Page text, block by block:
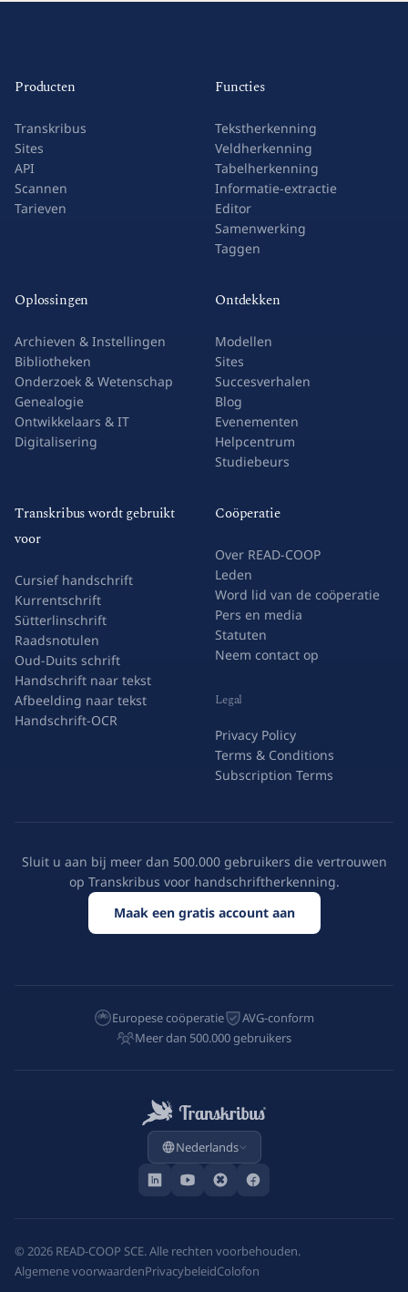
Producten
Transkribus
Sites
API
Scannen
Tarieven
Functies
Tekstherkenning
Veldherkenning
Tabelherkenning
Informatie-extractie
Editor
Samenwerking
Taggen
Oplossingen
Archieven & Instellingen
Bibliotheken
Onderzoek & Wetenschap
Genealogie
Ontwikkelaars & IT
Digitalisering
Ontdekken
Modellen
Sites
Succesverhalen
Blog
Evenementen
Helpcentrum
Studiebeurs
Transkribus wordt gebruikt
voor
Cursief handschrift
Kurrentschrift
Sütterlinschrift
Raadsnotulen
Oud-Duits schrift
Handschrift naar tekst
Afbeelding naar tekst
Handschrift-OCR
Coöperatie
Over READ-COOP
Leden
Word lid van de coöperatie
Pers en media
Statuten
Neem contact op
Legal
Privacy Policy
Terms & Conditions
Subscription Terms
Sluit u aan bij meer dan 500.000 gebruikers die vertrouwen
op Transkribus voor handschriftherkenning.
Maak een gratis account aan
Europese coöperatie
AVG-conform
Meer dan 500.000 gebruikers
Nederlands
© 2026 READ-COOP SCE. Alle rechten voorbehouden.
Algemene voorwaardenPrivacybeleidColofon